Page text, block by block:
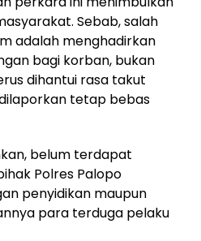
Sebab, salah
adalah menghadirkan
bagi korban, bukan
dihantui rasa takut
tetap bebas
belum terdapat
Polres Palopo
penyidikan maupun
para terduga pelaku